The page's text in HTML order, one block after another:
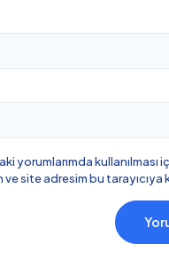
yorumlarımda kullanılması
site adresim bu tarayıcıya